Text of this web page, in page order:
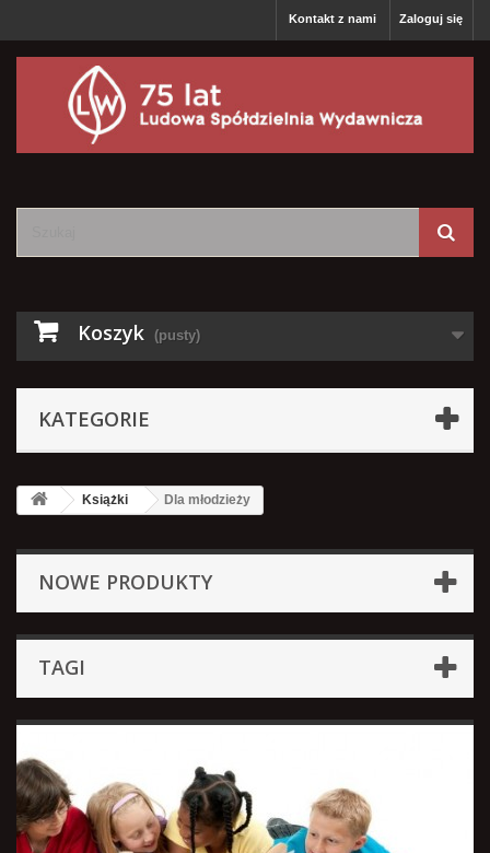
Zaloguj się
Kontakt z nami
Koszyk (pusty)
KATEGORIE
Książki Dla młodzieży
NOWE PRODUKTY
TAGI